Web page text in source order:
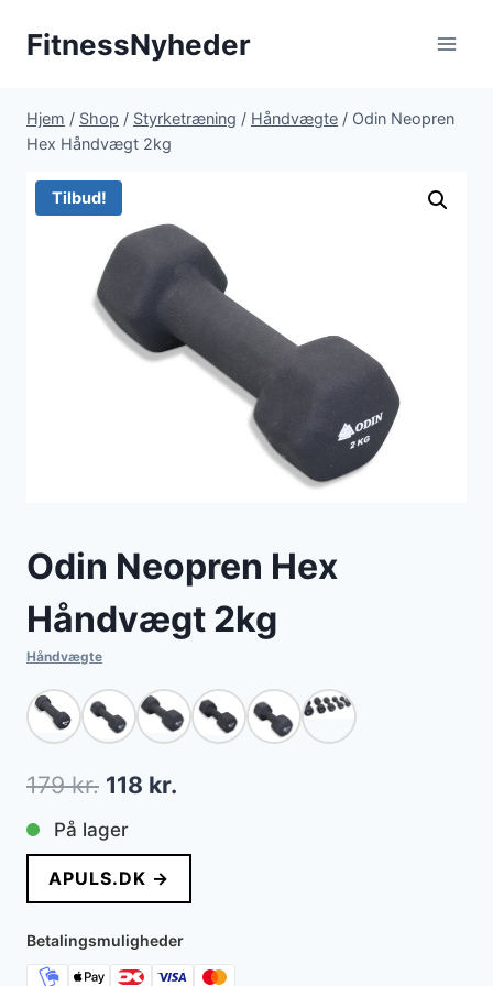
FitnessNyheder
Hjem / Shop / Styrketræning / Håndvægte / Odin Neopren
Hex Håndvægt 2kg
Tilbud!
Odin Neopren Hex
Håndvægt 2kg
Håndvægte
179kr. Den
oprindelige
pris
var:
179 kr..
118 kr.
pris
er:
118 kr..
På lager
APULS.DK →
Betalingsmuligheder